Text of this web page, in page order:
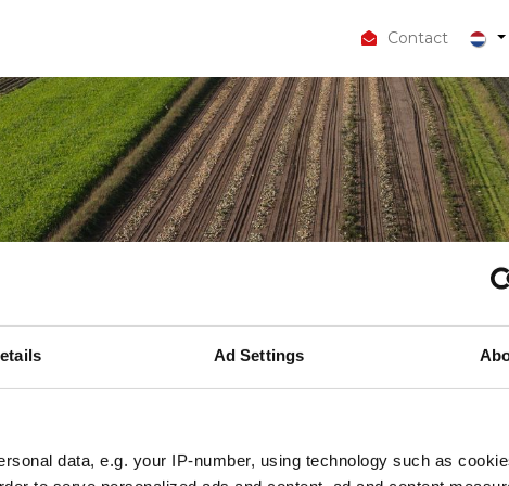
Ad Settings
data, e.g. your IP-number, using technology such as
Over Actueel
Contact